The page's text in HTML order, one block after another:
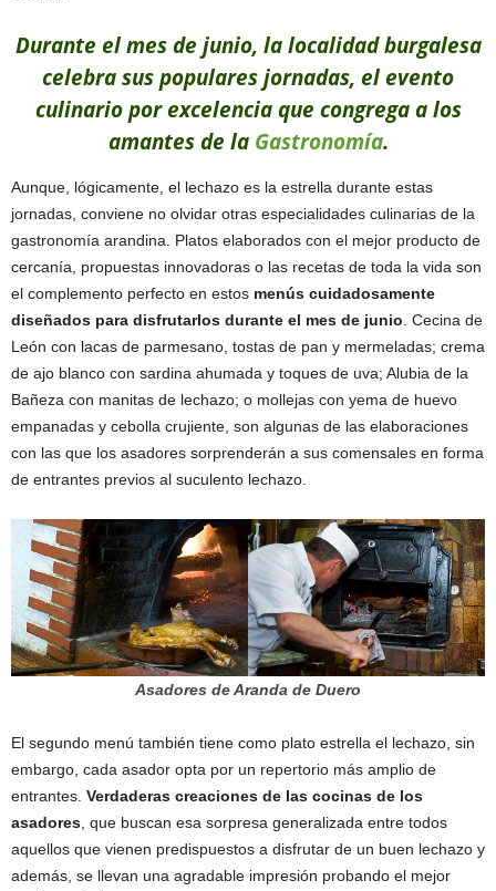
Durante el mes de junio, la localidad burgalesa
celebra sus populares jornadas, el evento
culinario por excelencia que congrega a los
amantes de la Gastronomía.
Aunque, lógicamente, el lechazo es la estrella durante estas
jornadas, conviene no olvidar otras especialidades culinarias de la
gastronomía arandina. Platos elaborados con el mejor producto de
cercanía, propuestas innovadoras o las recetas de toda la vida son
el complemento perfecto en estos menús cuidadosamente
diseñados para disfrutarlos durante el mes de junio . Cecina de
León con lacas de parmesano, tostas de pan y mermeladas; crema
de ajo blanco con sardina ahumada y toques de uva; Alubia de la
Bañeza con manitas de lechazo; o mollejas con yema de huevo
empanadas y cebolla crujiente, son algunas de las elaboraciones
con las que los asadores sorprenderán a sus comensales en forma
de entrantes previos al suculento lechazo.
Asadores de Aranda de Duero
El segundo menú también tiene como plato estrella el lechazo, sin
embargo, cada asador opta por un repertorio más amplio de
entrantes. Verdaderas creaciones de las cocinas de los
asadores , que buscan esa sorpresa generalizada entre todos
aquellos que vienen predispuestos a disfrutar de un buen lechazo y
además, se llevan una agradable impresión probando el mejor